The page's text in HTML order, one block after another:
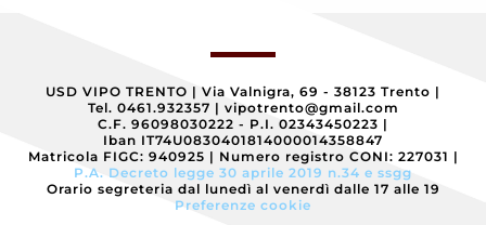
Giovanile
Villazzano
Giovanissimi
USD VIPO TRENTO | Via Valnigra, 69 - 38123 Trento |
Tel. 0461.932357 | vipotrento@gmail.com
C.F. 96098030222 - P.I. 02343450223 |
Iban IT74U0830401814000014358847
Matricola FIGC: 940925 | Numero registro CONI: 227031 |
P.A. Decreto legge 30 aprile 2019 n.34 e ssgg
Orario segreteria dal lunedì al venerdì dalle 17 alle 19
Preferenze cookie